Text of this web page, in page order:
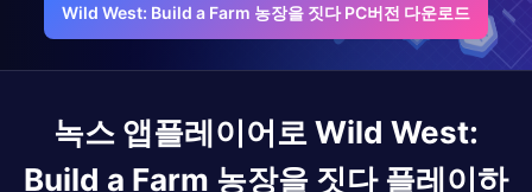
Wild West: Build a Farm 농장을 짓다 PC버전 다운로드
녹스 앱플레이어로 Wild West:
Build a Farm 농장을 짓다 플레이하